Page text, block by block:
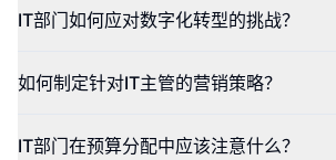
IT部门如何应对数字化转型的挑战？
如何制定针对IT主管的营销策略？
IT部门在预算分配中应该注意什么？